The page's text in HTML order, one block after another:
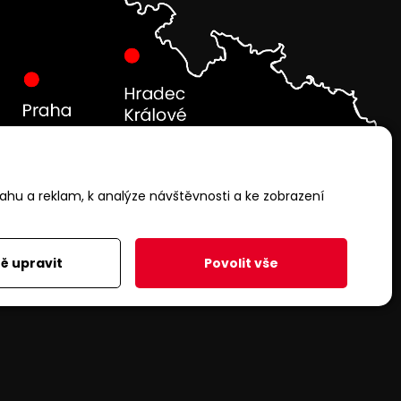
a reklam, k analýze návštěvnosti a ke zobrazení
upravit Povolit vše